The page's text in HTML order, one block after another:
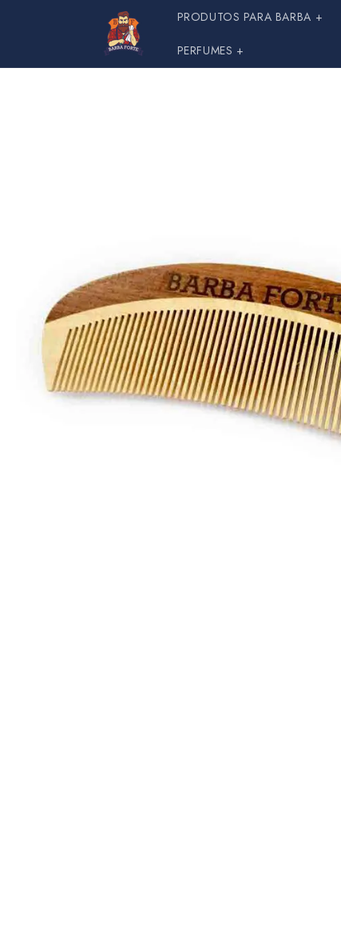
PRODUTOS PARA BARBA +
PERFUMES +